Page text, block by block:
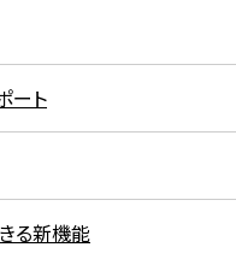
ート
る新機能